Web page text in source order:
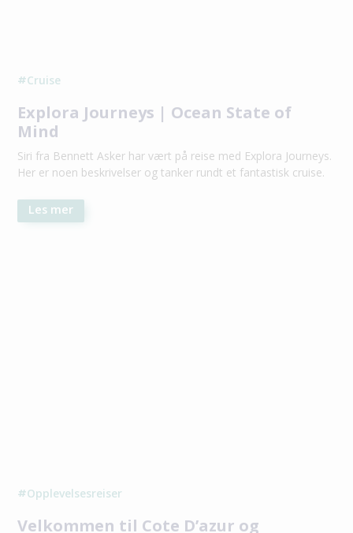
#Cruise
Explora Journeys | Ocean State of
Mind
Siri fra Bennett Asker har vært på reise med Explora Journeys.
Her er noen beskrivelser og tanker rundt et fantastisk cruise.
Les mer
#Opplevelsesreiser
Velkommen til Cote D’azur og